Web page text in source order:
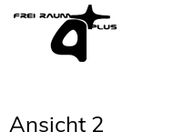
Ansicht 2